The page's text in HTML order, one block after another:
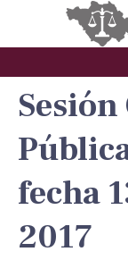
fecha
2017